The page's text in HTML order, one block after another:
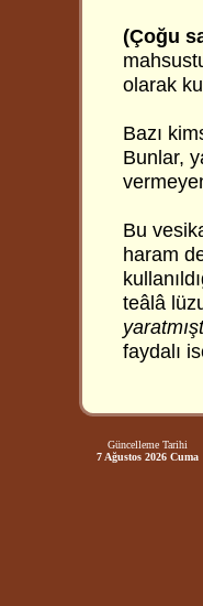
(Çoğu
olarak
Bazı
Bunlar,
Bu
haram
teâlâ
faydalı
Güncelleme Tarihi
7 Ağustos 2026 Cuma